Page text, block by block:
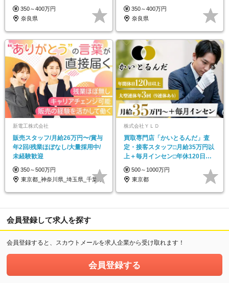
OK
350～400万円
奈良県
り
350～400万円
奈良県
新電工株式会社
販売スタッフ/月給26万円〜/賞与
年2回/残業ほぼなし/大量採用中/
未経験歓迎
350～500万円
東京都_神奈川県_埼玉県_千葉県
株式会社ＹＬＤ
買取専⾨店「かいとるんだ」査
定・接客スタッフ□⽉給35万円以
上＋毎⽉インセン□年休120日以
上□土日休み
500～1000万円
東京都
会員登録して求人を探す
会員登録すると、スカウトメールを求人企業から受け取れます！
会員登録する